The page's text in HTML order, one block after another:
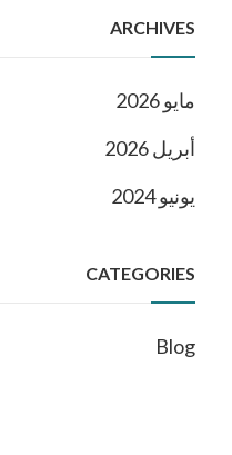
ARCHIVES
مايو 2026
أبريل 2026
يونيو 2024
CATEGORIES
Blog